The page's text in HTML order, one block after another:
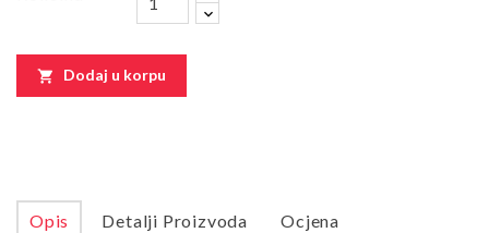
 Dodaj u korpu
Opis Detalji Proizvoda Ocjena